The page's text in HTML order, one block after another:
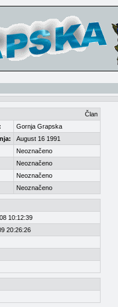
Član
Gornja Grapska
August 16 1991
Neoznačeno
Neoznačeno
Neoznačeno
Neoznačeno
10:12:39
20:26:26